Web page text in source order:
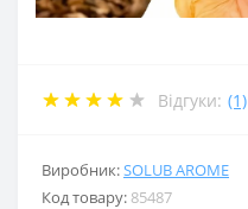
Відгуки: (1)
Виробник:SOLUB AROME
Код товару: 85487